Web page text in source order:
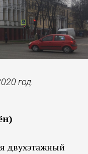
год.
двухэтажный